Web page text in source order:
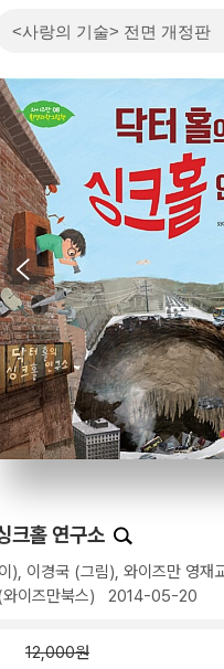
크홀 연구소
), 이경국 (그림), 와이즈만 영재
이즈만북스) 2014-05-20
12,000원